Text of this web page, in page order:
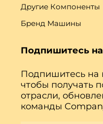
Другие Компоненты
Бренд Машины
Подпишитесь
Подпишитесь на
чтобы получать
отрасли,
команды